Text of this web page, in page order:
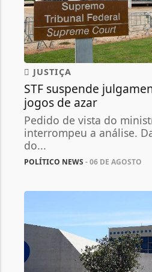
JUSTIÇA
STF suspende
jogos de azar
Pedido de vista do
interrompeu a análise.
do...
POLÍTICO NEWS - 06 DE AGOSTO